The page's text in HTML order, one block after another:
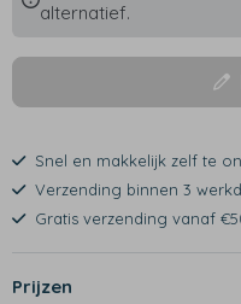
alternatief.
Snel en makkelijk zelf te
Verzending binnen 3
Gratis verzending vanaf
Prijzen